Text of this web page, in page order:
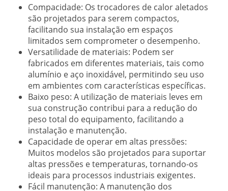
Compacidade: Os trocadores de calor aletados
são projetados para serem compactos,
facilitando sua instalação em espaços
limitados sem comprometer o desempenho.
Versatilidade de materiais: Podem ser
fabricados em diferentes materiais, tais como
alumínio e aço inoxidável, permitindo seu uso
em ambientes com características específicas.
Baixo peso: A utilização de materiais leves em
sua construção contribui para a redução do
peso total do equipamento, facilitando a
instalação e manutenção.
Capacidade de operar em altas pressões:
Muitos modelos são projetados para suportar
altas pressões e temperaturas, tornando-os
ideais para processos industriais exigentes.
Fácil manutenção: A manutenção dos